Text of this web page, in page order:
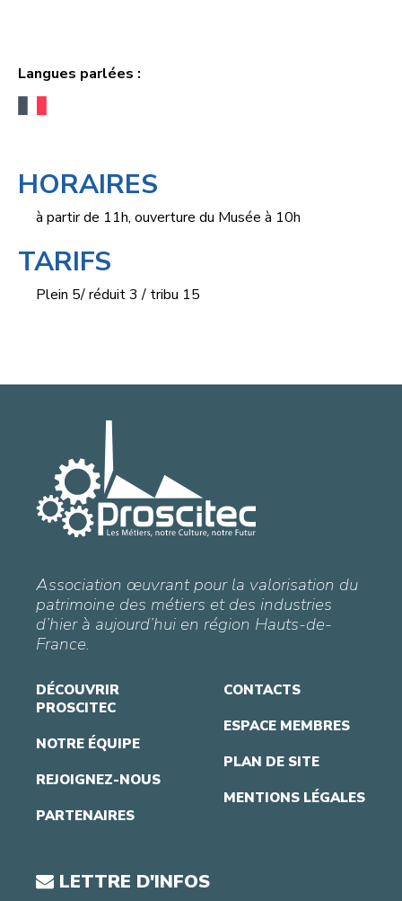
Langues parlées :
HORAIRES
à partir de 11h, ouverture du Musée à 10h
TARIFS
Plein 5/ réduit 3 / tribu 15
Association œuvrant pour la valorisation du
patrimoine des métiers et des industries
d’hier à aujourd’hui en région Hauts-de-
France.
DÉCOUVRIR
PROSCITEC
NOTRE ÉQUIPE
REJOIGNEZ-NOUS
PARTENAIRES
CONTACTS
ESPACE MEMBRES
PLAN DE SITE
MENTIONS LÉGALES
LETTRE D'INFOS